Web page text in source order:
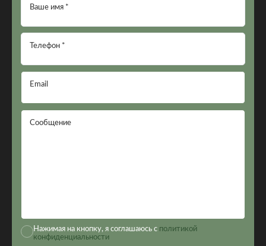
Ваше имя *
Телефон *
Email
Сообщение
Нажимая на кнопку, я соглашаюсь с политикой
конфиденциальности